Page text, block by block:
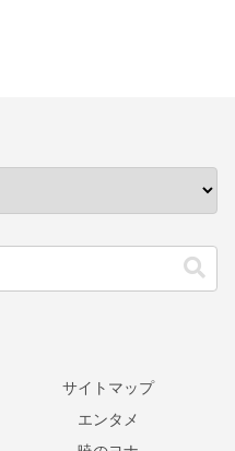
サイトマップ
エンタメ